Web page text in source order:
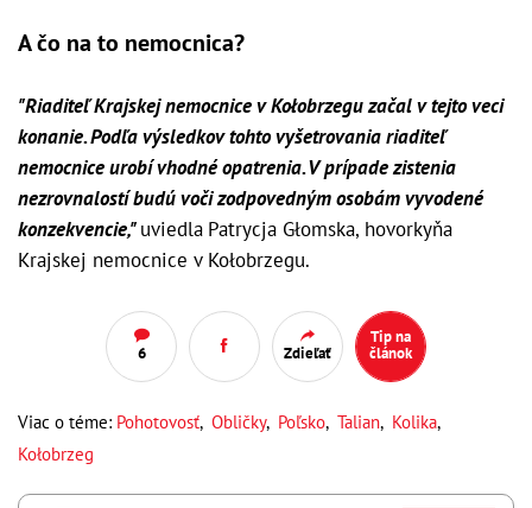
A čo na to nemocnica?
"Riaditeľ Krajskej nemocnice v Kołobrzegu začal v tejto veci
konanie. Podľa výsledkov tohto vyšetrovania riaditeľ
nemocnice urobí vhodné opatrenia. V prípade zistenia
nezrovnalostí budú voči zodpovedným osobám vyvodené
konzekvencie,"uviedla Patrycja Głomska, hovorkyňa
Krajskej nemocnice v Kołobrzegu.
6 Zdieľať
Tip na
článok
Viac o téme: Pohotovosť, Obličky, Poľsko, Talian, Kolika,
Kołobrzeg